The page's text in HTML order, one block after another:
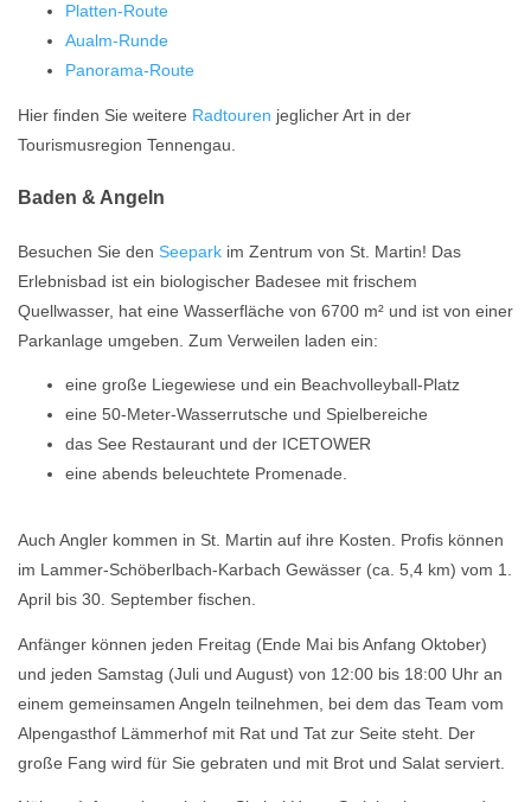
Platten-Route
Aualm-Runde
Panorama-Route
Hier finden Sie weitere Radtouren jeglicher Art in der
Tourismusregion Tennengau.
Baden & Angeln
Besuchen Sie den Seepark im Zentrum von St. Martin! Das
Erlebnisbad ist ein biologischer Badesee mit frischem
Quellwasser, hat eine Wasserfläche von 6700 m² und ist von einer
Parkanlage umgeben. Zum Verweilen laden ein:
eine große Liegewiese und ein Beachvolleyball-Platz
eine 50-Meter-Wasserrutsche und Spielbereiche
das See Restaurant und der ICETOWER
eine abends beleuchtete Promenade.
Auch Angler kommen in St. Martin auf ihre Kosten. Profis können
im Lammer-Schöberlbach-Karbach Gewässer (ca. 5,4 km) vom 1.
April bis 30. September fischen.
Anfänger können jeden Freitag (Ende Mai bis Anfang Oktober)
und jeden Samstag (Juli und August) von 12:00 bis 18:00 Uhr an
einem gemeinsamen Angeln teilnehmen, bei dem das Team vom
Alpengasthof Lämmerhof mit Rat und Tat zur Seite steht. Der
große Fang wird für Sie gebraten und mit Brot und Salat serviert.